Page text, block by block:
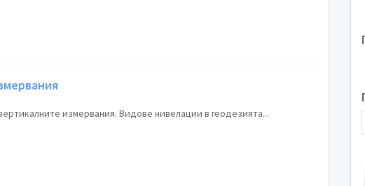
измервания. Видове нивелации в геодезията...